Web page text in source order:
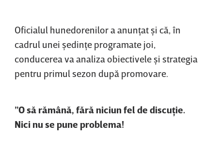
Oficialul hunedorenilor a anunţat şi că, în
cadrul unei şedinţe programate joi,
conducerea va analiza obiectivele şi strategia
pentru primul sezon după promovare.
”O să rămână, fără niciun fel de discuţie.
Nici nu se pune problema!